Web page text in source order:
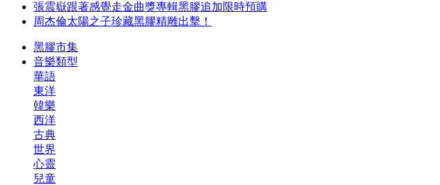
張震嶽跟著感覺走金曲獎專輯黑膠追加限時預購
周杰倫太陽之子珍藏黑膠精雕出擊！
黑膠市集
音樂類型
華語
東洋
韓樂
西洋
古典
世界
心靈
兒童